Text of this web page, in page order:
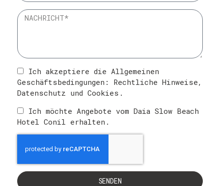
Ich akzeptiere die Allgemeinen
Geschäftsbedingungen: Rechtliche Hinweise,
Datenschutz und Cookies .
Ich möchte Angebote vom Daia Slow Beach
Hotel Conil erhalten.
SENDEN